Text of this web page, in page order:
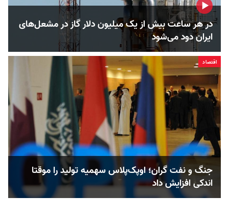
در هر ساعت بیش از یک میلیون دلار گاز در مشعل‌های
ایران دود می‌شود
اقتصاد
جنگ و نفت گران؛ اوپک‌پلاس سهمیه تولید را موقتا
اندکی افزایش داد